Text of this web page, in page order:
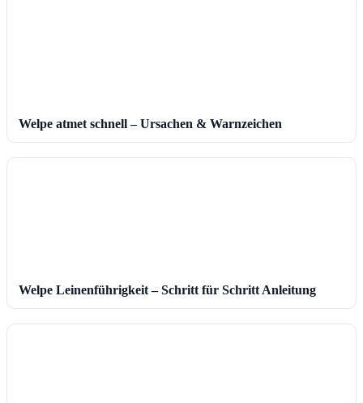
Welpe atmet schnell – Ursachen & Warnzeichen
Welpe Leinenführigkeit – Schritt für Schritt Anleitung